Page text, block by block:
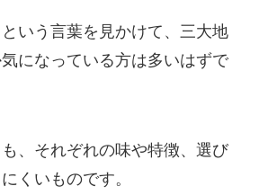
という言葉を見かけて、三大地
になっている方は多いはずで
、それぞれの味や特徴、選び
くいものです。